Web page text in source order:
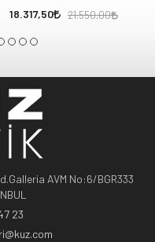
18.317,50 21.550,00
AVM No:6/BGR333
23